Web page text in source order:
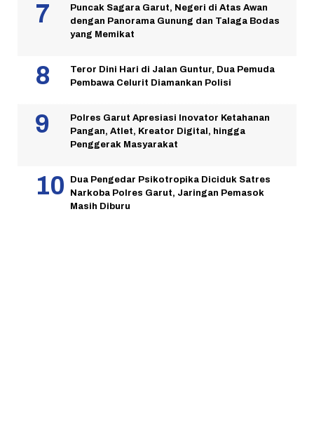
Puncak Sagara Garut, Negeri di Atas Awan
dengan Panorama Gunung dan Talaga Bodas
yang Memikat
Teror Dini Hari di Jalan Guntur, Dua Pemuda
Pembawa Celurit Diamankan Polisi
Polres Garut Apresiasi Inovator Ketahanan
Pangan, Atlet, Kreator Digital, hingga
Penggerak Masyarakat
Dua Pengedar Psikotropika Diciduk Satres
Narkoba Polres Garut, Jaringan Pemasok
Masih Diburu